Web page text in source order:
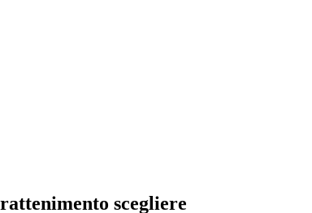
scegliere